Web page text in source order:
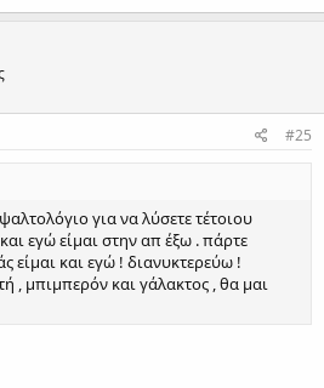
#25
για να λύσετε τέτοιου
εγώ είμαι στην απ έξω . πάρτε
είμαι και εγώ ! διανυκτερεύω !
, μπιμπερόν και γάλακτος , θα μαι